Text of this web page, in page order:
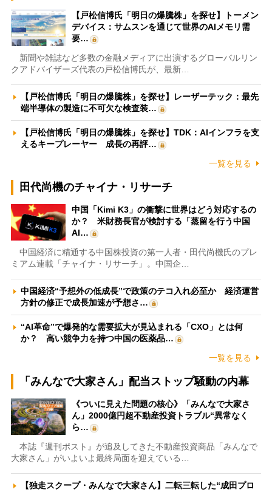
【戸松信博氏「明日の爆騰株」を探せ】トーメン
デバイス：サムスンを通じて世界のAIメモリ需
要…
新聞や雑誌など多数の金融メディアに出演するグローバルリン
クアドバイザーズ代表の戸松信博氏が、最新…
【戸松信博氏「明日の爆騰株」を探せ】レーザーテック：最先
端半導体の製造に不可欠な検査装…
【戸松信博氏「明日の爆騰株」を探せ】TDK：AIインフラを支
えるキープレーヤー 成長の再評…
一覧を見る
田代尚機のチャイナ・リサーチ
中国「Kimi K3」の衝撃に世界はどう対応するの
か？ 米財務長官が検討する「蒸留を行う中国
AI…
中国経済に精通する中国株投資の第一人者・田代尚機氏のプレ
ミアム連載「チャイナ・リサーチ」。中国企…
中国経済“予想外の低成長”で政策のテコ入れ必至か 経済運営
方針の修正で成長加速が予想さ…
“AI革命”で爆発的な需要拡大が見込まれる「CXO」とは何
か？ 高い競争力を持つ中国の医薬品…
一覧を見る
「みんなで大家さん」配当ストップ騒動の内幕
《ついに見えた問題の核心》「みんなで大家さ
ん」2000億円超不動産投資トラブル“異常なく
ら…
本誌『週刊ポスト』が追及してきた不動産投資商品「みんなで
大家さん」がいよいよ最終局面を迎えている…
【独走スクープ・みんなで大家さん】二転三転した“成田プロ